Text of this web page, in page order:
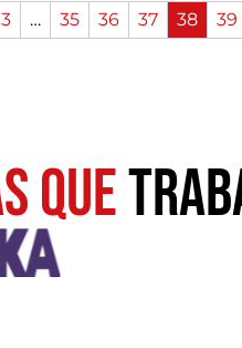
3 … 35 36 37 38 39
QUE